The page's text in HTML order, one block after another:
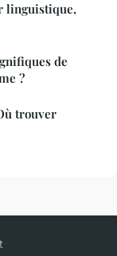
linguistique,
de
?
trouver